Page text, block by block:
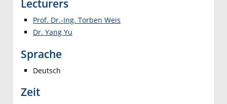
Lecturers
Prof. Dr.-Ing. Torben Weis
Dr. Yang Yu
Sprache
Deutsch
Zeit